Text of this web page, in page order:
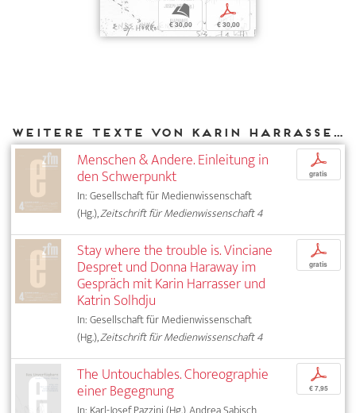
b
€ 30,00
p
€ 30,00
Weitere Texte von Karin Harrasser bei DIAPHANES
Menschen & Andere. Einleitung in
den Schwerpunkt
In: Gesellschaft für Medienwissenschaft
(Hg.),Zeitschrift für Medienwissenschaft 4
p
gratis
Stay where the trouble is. Vinciane
Despret und Donna Haraway im
Gespräch mit Karin Harrasser und
Katrin Solhdju
In: Gesellschaft für Medienwissenschaft
(Hg.),Zeitschrift für Medienwissenschaft 4
p
gratis
The Untouchables. Choreographie
einer Begegnung
p
€ 7,95